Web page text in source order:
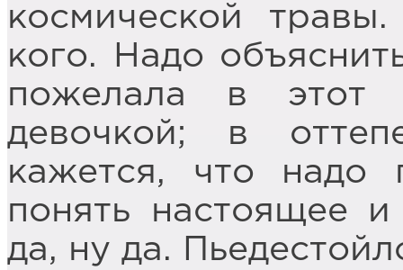
космической
кого. Надо
пожелала в этот
девочкой; в
кажется, что надо
понять настоящее
да, ну да.